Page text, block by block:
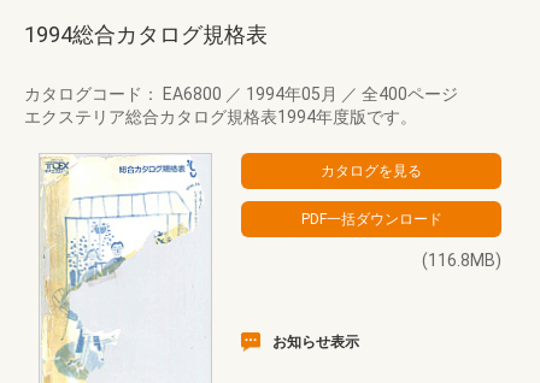
1994総合カタログ規格表
カタログコード： EA6800 ／ 1994年05月 ／ 全400ページ
エクステリア総合カタログ規格表1994年度版です。
(116.8MB)
お知らせ表示